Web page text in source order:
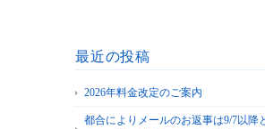
最近の投稿
2026年料金改定のご案内
都合によりメールのお返事は9/7以降